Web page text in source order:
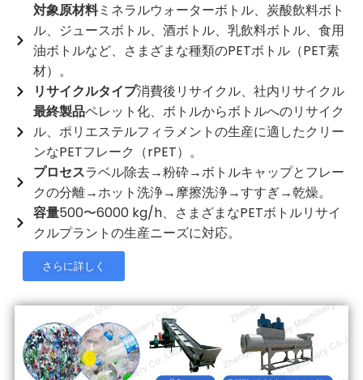
対象原材料ミネラルウォーターボトル、炭酸飲料ボト
ル、ジュースボトル、酒ボトル、乳飲料ボトル、食用
油ボトルなど、さまざまな種類のPETボトル（PET素
材）。
リサイクルタイプ消費後リサイクル、社内リサイクル
最終製品ペレット化、ボトルからボトルへのリサイク
ル、ポリエステルフィラメントの生産に適したクリー
ンなPETフレーク（rPET）。
プロセスラベル除去→粉砕→ボトルキャップとフレー
クの分離→ホット洗浄→摩擦洗浄→すすぎ→乾燥。
容量500〜6000 kg/h、さまざまなPETボトルリサイ
クルプラントの生産ニーズに対応。
さらに詳しく